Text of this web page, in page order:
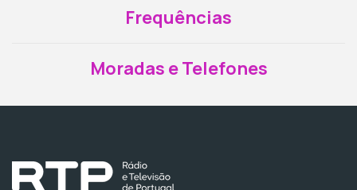
Frequências
Moradas e Telefones